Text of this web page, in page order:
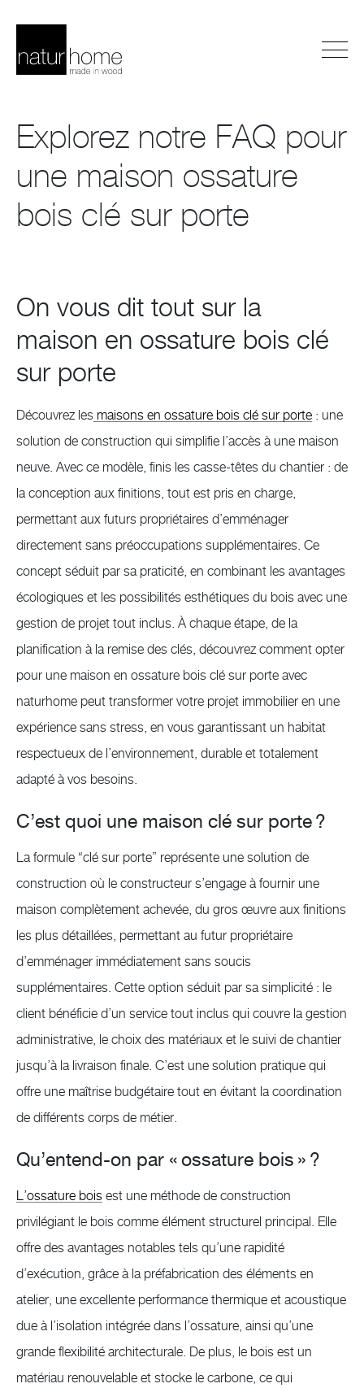
Explorez notre FAQ pour
une maison ossature
bois clé sur porte
On vous dit tout sur la
maison en ossature bois clé
sur porte
Découvrez les maisons en ossature bois clé sur porte : une
solution de construction qui simplifie l’accès à une maison
neuve. Avec ce modèle, finis les casse-têtes du chantier : de
la conception aux finitions, tout est pris en charge,
permettant aux futurs propriétaires d’emménager
directement sans préoccupations supplémentaires. Ce
concept séduit par sa praticité, en combinant les avantages
écologiques et les possibilités esthétiques du bois avec une
gestion de projet tout inclus. À chaque étape, de la
planification à la remise des clés, découvrez comment opter
pour une maison en ossature bois clé sur porte avec
naturhome peut transformer votre projet immobilier en une
expérience sans stress, en vous garantissant un habitat
respectueux de l’environnement, durable et totalement
adapté à vos besoins.
C’est quoi une maison clé sur porte ?
La formule “clé sur porte” représente une solution de
construction où le constructeur s’engage à fournir une
maison complètement achevée, du gros œuvre aux finitions
les plus détaillées, permettant au futur propriétaire
d’emménager immédiatement sans soucis
supplémentaires. Cette option séduit par sa simplicité : le
client bénéficie d’un service tout inclus qui couvre la gestion
administrative, le choix des matériaux et le suivi de chantier
jusqu’à la livraison finale. C’est une solution pratique qui
offre une maîtrise budgétaire tout en évitant la coordination
de différents corps de métier.
Qu’entend-on par « ossature bois » ?
L’ossature bois est une méthode de construction
privilégiant le bois comme élément structurel principal. Elle
offre des avantages notables tels qu’une rapidité
d’exécution, grâce à la préfabrication des éléments en
atelier, une excellente performance thermique et acoustique
due à l’isolation intégrée dans l’ossature, ainsi qu’une
grande flexibilité architecturale. De plus, le bois est un
matériau renouvelable et stocke le carbone, ce qui